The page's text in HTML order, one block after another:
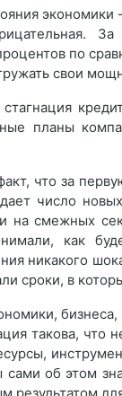
по
свои
планы
что за
число
на смежных
как
никакого
сроки, в
бизнеса,
такова,
об этом